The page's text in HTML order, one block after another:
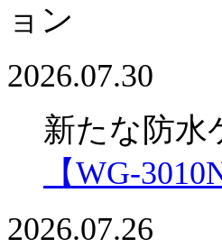
2026.07.30
新たな防水
【WG-
2026.07.26